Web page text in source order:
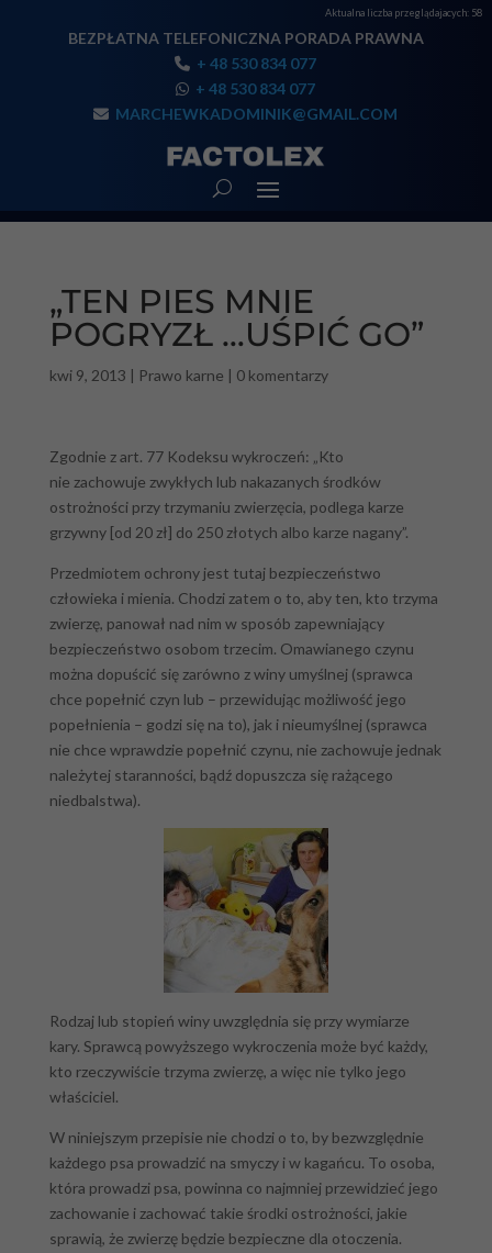
Aktualna liczba przeglądajacych: 58
BEZPŁATNA TELEFONICZNA PORADA PRAWNA
+ 48 530 834 077
+ 48 530 834 077
MARCHEWKADOMINIK@GMAIL.COM
„TEN PIES MNIE
POGRYZŁ …UŚPIĆ GO”
kwi 9, 2013 | Prawo karne | 0 komentarzy
Zgodnie z art. 77 Kodeksu wykroczeń: „Kto
nie zachowuje zwykłych lub nakazanych środków
ostrożności przy trzymaniu zwierzęcia, podlega karze
grzywny [od 20 zł] do 250 złotych albo karze nagany”.
Przedmiotem ochrony jest tutaj bezpieczeństwo
człowieka i mienia. Chodzi zatem o to, aby ten, kto trzyma
zwierzę, panował nad nim w sposób zapewniający
bezpieczeństwo osobom trzecim. Omawianego czynu
można dopuścić się zarówno z winy umyślnej (sprawca
chce popełnić czyn lub – przewidując możliwość jego
popełnienia – godzi się na to), jak i nieumyślnej (sprawca
nie chce wprawdzie popełnić czynu, nie zachowuje jednak
należytej staranności, bądź dopuszcza się rażącego
niedbalstwa).
Rodzaj lub stopień winy uwzględnia się przy wymiarze
kary. Sprawcą powyższego wykroczenia może być każdy,
kto rzeczywiście trzyma zwierzę, a więc nie tylko jego
właściciel.
W niniejszym przepisie nie chodzi o to, by bezwzględnie
każdego psa prowadzić na smyczy i w kagańcu. To osoba,
która prowadzi psa, powinna co najmniej przewidzieć jego
zachowanie i zachować takie środki ostrożności, jakie
sprawią, że zwierzę będzie bezpieczne dla otoczenia.